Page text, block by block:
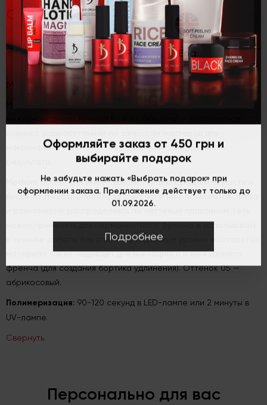
Укр Рус Eng
Описание
Моделирующий гель Medium Builder Gel 05, 13 г
Моделирующий гель Medium Builder Gel 05, 13 г
Моделирующая система Medium Builder Gel от популярного,
максимального комфорта их работы и совершенного
Medium Builder Gel имеет консистенцию средней вязкости и
высокую тиксотропность, за счет чего не растекается, легко
можно применять для перманентного френча и использовать
в технике работы без опила. При высоком уровне мастерства
материал также подойдет для выкладного и конкурсного
френча (для создания бортика удлинения). Оттенок 05 —
абрикосовый.
Полимеризация: 90-120 секунд в LED-лампе или 2 минуты в
UV-лампе.
Свернуть
Персонально для вас
Оформляйте заказ от 450 грн и
выбирайте подарок
Не забудьте нажать «Выбрать подарок» при
оформлении заказа. Предложение действует только до
01.09.2026.
Подробнее